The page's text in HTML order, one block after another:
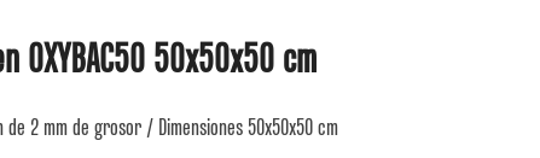
OXYBAC50 50x50x50 cm
2 mm de grosor / Dimensiones 50x50x50 cm